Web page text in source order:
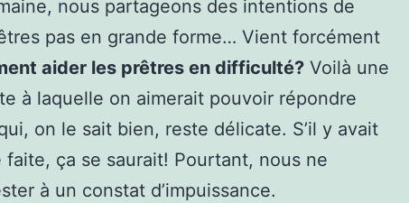
nous partageons des intentions de
pas en grande forme… Vient forcément
aider les prêtres en difficulté? Voilà une
à laquelle on aimerait pouvoir répondre
on le sait bien, reste délicate. S’il y avait
ça se saurait! Pourtant, nous ne
à un constat d’impuissance.